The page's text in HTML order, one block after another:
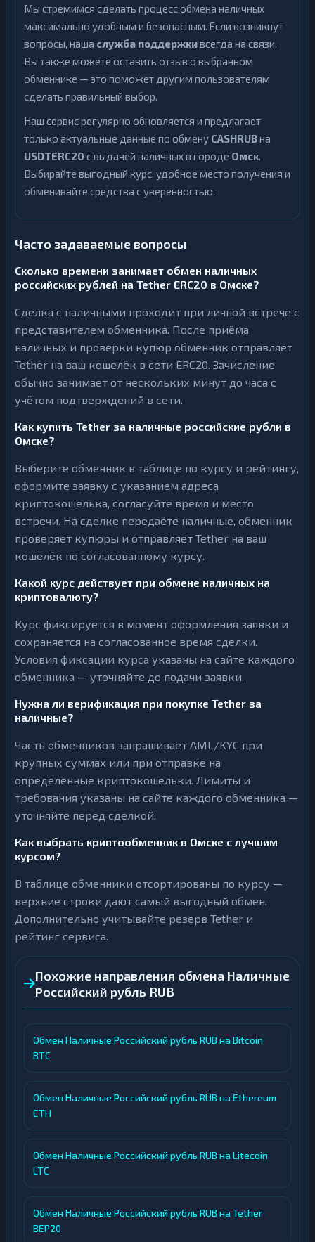
Мы стремимся сделать процесс обмена наличных
максимально удобным и безопасным. Если возникнут
вопросы, наша служба поддержкивсегда на связи.
Вы также можете оставить отзыв о выбранном
обменнике — это поможет другим пользователям
сделать правильный выбор.
Наш сервис регулярно обновляется и предлагает
только актуальные данные по обмену CASHRUBна
USDTERC20 с выдачей наличных в городе Омск.
Выбирайте выгодный курс, удобное место получения и
обменивайте средства с уверенностью.
Часто задаваемые вопросы
Сколько времени занимает обмен наличных
российских рублей на Tether ERC20 в Омске?
Сделка с наличными проходит при личной встрече с
представителем обменника. После приёма
наличных и проверки купюр обменник отправляет
Tether на ваш кошелёк в сети ERC20. Зачисление
обычно занимает от нескольких минут до часа с
учётом подтверждений в сети.
Как купить Tether за наличные российские рубли в
Омске?
Выберите обменник в таблице по курсу и рейтингу,
оформите заявку с указанием адреса
криптокошелька, согласуйте время и место
встречи. На сделке передаёте наличные, обменник
проверяет купюры и отправляет Tether на ваш
кошелёк по согласованному курсу.
Какой курс действует при обмене наличных на
криптовалюту?
Курс фиксируется в момент оформления заявки и
сохраняется на согласованное время сделки.
Условия фиксации курса указаны на сайте каждого
обменника — уточняйте до подачи заявки.
Нужна ли верификация при покупке Tether за
наличные?
Часть обменников запрашивает AML/KYC при
крупных суммах или при отправке на
определённые криптокошельки. Лимиты и
требования указаны на сайте каждого обменника —
уточняйте перед сделкой.
Как выбрать криптообменник в Омске с лучшим
курсом?
В таблице обменники отсортированы по курсу —
верхние строки дают самый выгодный обмен.
Дополнительно учитывайте резерв Tether и
рейтинг сервиса.
Похожие направления обмена Наличные
Российский рубль RUB
Обмен Наличные Российский рубль RUB на Bitcoin
BTC
Обмен Наличные Российский рубль RUB на Ethereum
ETH
Обмен Наличные Российский рубль RUB на Litecoin
LTC
Обмен Наличные Российский рубль RUB на Tether
BEP20